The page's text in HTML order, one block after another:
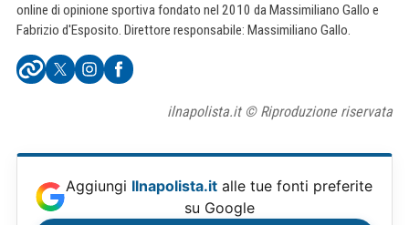
online di opinione sportiva fondato nel 2010 da Massimiliano Gallo e
Fabrizio d'Esposito. Direttore responsabile: Massimiliano Gallo.
ilnapolista.it © Riproduzione riservata
Aggiungi Ilnapolista.it alle tue fonti preferite
su Google